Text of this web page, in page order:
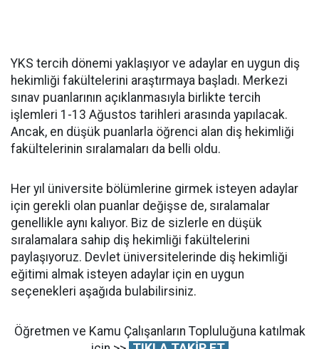
YKS tercih dönemi yaklaşıyor ve adaylar en uygun diş
hekimliği fakültelerini araştırmaya başladı. Merkezi
sınav puanlarının açıklanmasıyla birlikte tercih
işlemleri 1-13 Ağustos tarihleri arasında yapılacak.
Ancak, en düşük puanlarla öğrenci alan diş hekimliği
fakültelerinin sıralamaları da belli oldu.
Her yıl üniversite bölümlerine girmek isteyen adaylar
için gerekli olan puanlar değişse de, sıralamalar
genellikle aynı kalıyor. Biz de sizlerle en düşük
sıralamalara sahip diş hekimliği fakültelerini
paylaşıyoruz. Devlet üniversitelerinde diş hekimliği
eğitimi almak isteyen adaylar için en uygun
seçenekleri aşağıda bulabilirsiniz.
Öğretmen ve Kamu Çalışanların Topluluğuna katılmak